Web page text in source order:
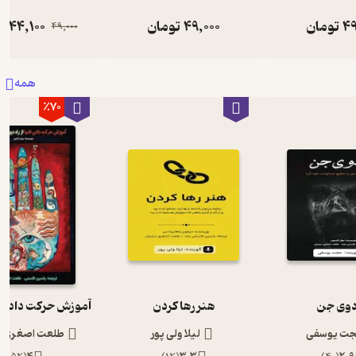
تومان 49,000تومان 49,000
44,100
همه
جن
یوسفی
هنر رها کردن
لیلا ولی پور
٪70
طلعت اصغری